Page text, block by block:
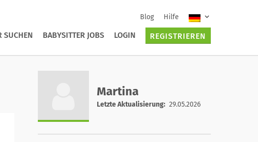
Blog Hilfe
SUCHEN BABYSITTER JOBS LOGIN REGISTRIEREN
Martina
Letzte Aktualisierung: 29.05.2026